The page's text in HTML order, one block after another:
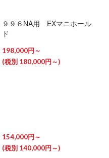
９９６NA用 EXマニホール
ド
198,000円～
(税別 180,000円～)
154,000円～
(税別 140,000円～)